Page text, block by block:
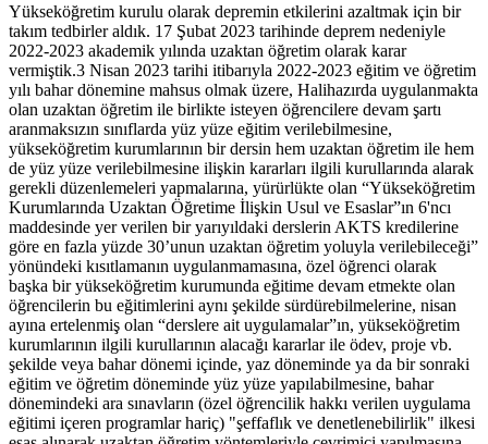
Yükseköğretim kurulu olarak depremin etkilerini azaltmak için bir
takım tedbirler aldık. 17 Şubat 2023 tarihinde deprem nedeniyle
2022-2023 akademik yılında uzaktan öğretim olarak karar
vermiştik.3 Nisan 2023 tarihi itibarıyla 2022-2023 eğitim ve öğretim
yılı bahar dönemine mahsus olmak üzere, Halihazırda uygulanmakta
olan uzaktan öğretim ile birlikte isteyen öğrencilere devam şartı
aranmaksızın sınıflarda yüz yüze eğitim verilebilmesine,
yükseköğretim kurumlarının bir dersin hem uzaktan öğretim ile hem
de yüz yüze verilebilmesine ilişkin kararları ilgili kurullarında alarak
gerekli düzenlemeleri yapmalarına, yürürlükte olan “Yükseköğretim
Kurumlarında Uzaktan Öğretime İlişkin Usul ve Esaslar”ın 6'ncı
maddesinde yer verilen bir yarıyıldaki derslerin AKTS kredilerine
göre en fazla yüzde 30’unun uzaktan öğretim yoluyla verilebileceği”
yönündeki kısıtlamanın uygulanmamasına, özel öğrenci olarak
başka bir yükseköğretim kurumunda eğitime devam etmekte olan
öğrencilerin bu eğitimlerini aynı şekilde sürdürebilmelerine, nisan
ayına ertelenmiş olan “derslere ait uygulamalar”ın, yükseköğretim
kurumlarının ilgili kurullarının alacağı kararlar ile ödev, proje vb.
şekilde veya bahar dönemi içinde, yaz döneminde ya da bir sonraki
eğitim ve öğretim döneminde yüz yüze yapılabilmesine, bahar
dönemindeki ara sınavların (özel öğrencilik hakkı verilen uygulama
eğitimi içeren programlar hariç) "şeffaflık ve denetlenebilirlik" ilkesi